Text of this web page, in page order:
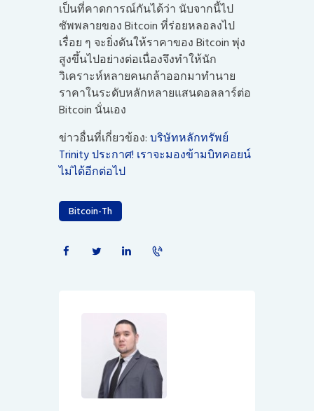
เป็นที่คาดการณ์กันได้ว่า นับจากนี้ไป
ซัพพลายของ Bitcoin ที่ร่อยหลอลงไป
เรื่อย ๆ จะยิ่งดันให้ราคาของ Bitcoin พุ่ง
สูงขึ้นไปอย่างต่อเนื่องจึงทำให้นัก
วิเคราะห์หลายคนกล้าออกมาทำนาย
ราคาในระดับหลักหลายแสนดอลลาร์ต่อ
Bitcoin นั่นเอง
ข่าวอื่นที่เกี่ยวข้อง:บริษัทหลักทรัพย์
Trinity ประกาศ! เราจะมองข้ามบิทคอยน์
ไม่ได้อีกต่อไป
Bitcoin-Th